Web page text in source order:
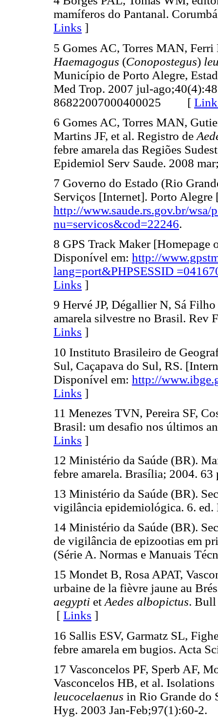
mamíferos do Pantanal.
Links ]
5 Gomes AC, Torres MAN,
Haemagogus (Conopostegus)
Município de Porto Alegre,
Med Trop. 2007 jul-
86822007000400025 [
6 Gomes AC, Torres MAN,
Martins JF, et al. Registro de
febre amarela das Regiões
Epidemiol Serv Saude. 2008
7 Governo do Estado (Rio
Serviços [Internet]. Porto
http://www.saude.rs.gov.br/wsa/
nu=servicos&cod=22246.
8 GPS Track Maker
Disponível em: http://
lang=port&PHPSESSID
Links ]
9 Hervé JP, Dégallier N, Sá
amarela silvestre no Brasil. Rev
Links ]
10 Instituto Brasileiro de
Sul, Caçapava do Sul, RS.
Disponível em: http://
Links ]
11 Menezes TVN, Pereira SF,
Brasil: um desafio nos últimos
Links ]
12 Ministério da Saúde (BR).
febre amarela. Brasília; 2004. 63
13 Ministério da Saúde (BR).
vigilância epidemiológica. 6.
14 Ministério da Saúde (BR).
de vigilância de epizootias em
(Série A. Normas e Manuais
15 Mondet B, Rosa APAT,
urbaine de la fièvre jaune au
aegypti etAedes albopictus. Bull
[ Links ]
16 Sallis ESV, Garmatz SL,
febre amarela em bugios. Acta
17 Vasconcelos PF, Sperb AF,
Vasconcelos HB, et al.
leucocelaenus in Rio Grande do
Hyg. 2003 Jan-Feb;97(1):60-2.